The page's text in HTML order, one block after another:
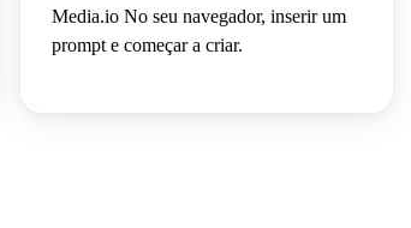
Media.io No seu navegador, inserir um
prompt e começar a criar.